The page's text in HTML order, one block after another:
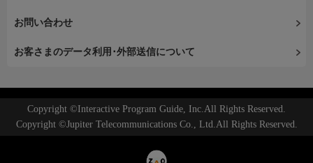
お問い合わせ
お客さまのデータ利用･外部送信について
Copyright ©Interactive Program Guide, Inc.All Rights Reserved.
Copyright ©Jupiter Telecommunications Co., Ltd.All Rights Reserved.